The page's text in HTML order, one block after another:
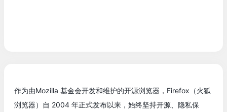
作为由Mozilla 基金会开发和维护的开源浏览器，Firefox（火狐
浏览器）自 2004 年正式发布以来，始终坚持开源、隐私保